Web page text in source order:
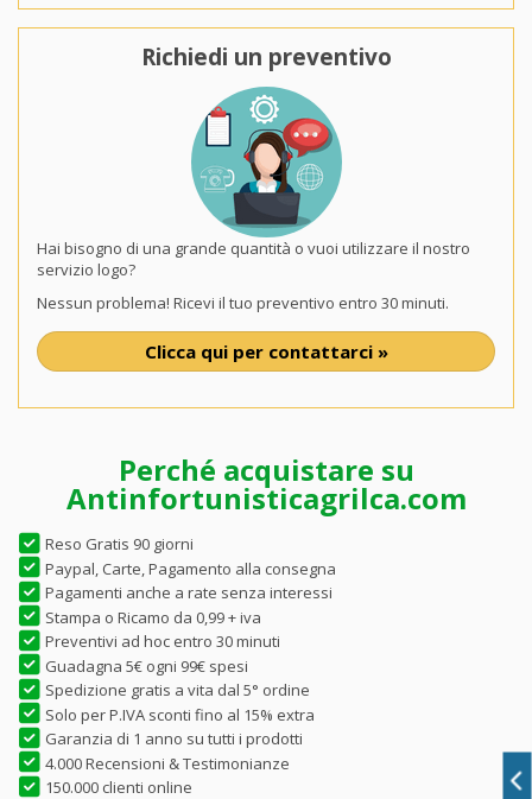
Richiedi un preventivo
Hai bisogno di una grande quantità o vuoi utilizzare il nostro
servizio logo?
Nessun problema! Ricevi il tuo preventivo entro 30 minuti.
Clicca qui per contattarci »
Perché acquistare su
Antinfortunisticagrilca.com
Reso Gratis 90 giorni
Paypal, Carte, Pagamento alla consegna
Pagamenti anche a rate senza interessi
Stampa o Ricamo da 0,99 + iva
Preventivi ad hoc entro 30 minuti
Guadagna 5€ ogni 99€ spesi
Spedizione gratis a vita dal 5° ordine
Solo per P.IVA sconti fino al 15% extra
Garanzia di 1 anno su tutti i prodotti
4.000 Recensioni & Testimonianze
150.000 clienti online